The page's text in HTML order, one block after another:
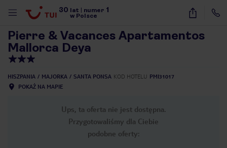
30 lat numer 1
w Polsce
30
Pierre & Vacances Apartamentos
Mallorca Deya
HISZPANIA MAJORKA SANTA PONSA KOD HOTELU PMI31017
POKAŻ NA MAPIE
Ups, ta oferta nie jest dostępna.
Przygotowaliśmy dla Ciebie
podobne oferty: